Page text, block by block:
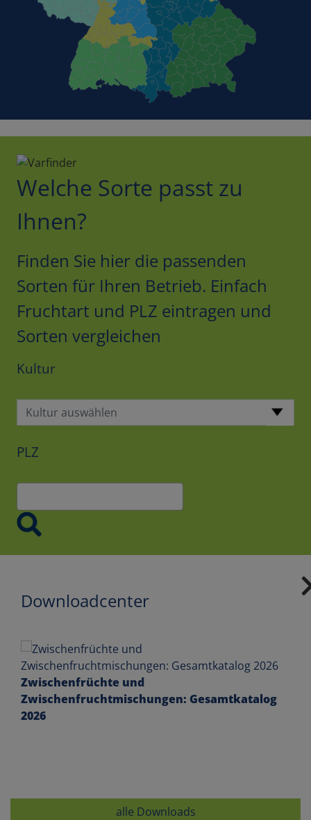
Welche Sorte passt zu
Ihnen?
Finden Sie hier die passenden
Sorten für Ihren Betrieb. Einfach
Fruchtart und PLZ eintragen und
Sorten vergleichen
Kultur
Kultur auswählen
PLZ
Downloadcenter
Zwischenfrüchte und
Zwischenfruchtmischungen: Gesamtkatalog
2026
alle Downloads